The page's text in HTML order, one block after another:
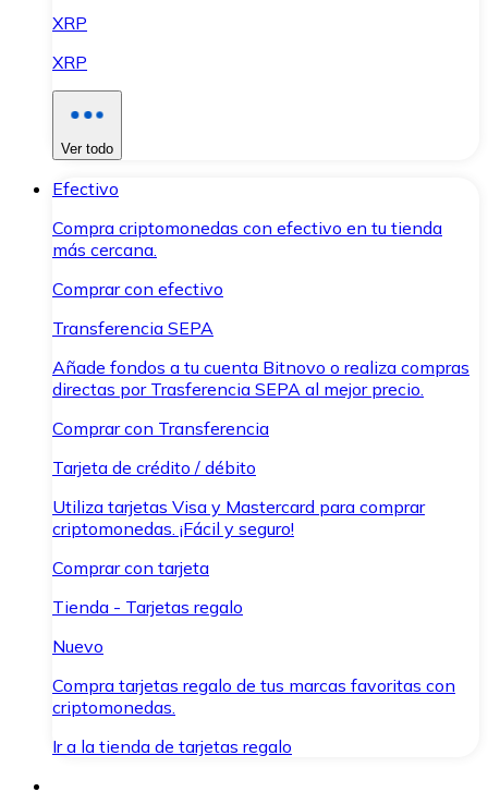
XRP
XRP
Ver todo
Efectivo
Compra criptomonedas con efectivo en tu tienda
más cercana.
Comprar con efectivo
Transferencia SEPA
Añade fondos a tu cuenta Bitnovo o realiza compras
directas por Trasferencia SEPA al mejor precio.
Comprar con Transferencia
Tarjeta de crédito / débito
Utiliza tarjetas Visa y Mastercard para comprar
criptomonedas. ¡Fácil y seguro!
Comprar con tarjeta
Tienda - Tarjetas regalo
Nuevo
Compra tarjetas regalo de tus marcas favoritas con
criptomonedas.
Ir a la tienda de tarjetas regalo